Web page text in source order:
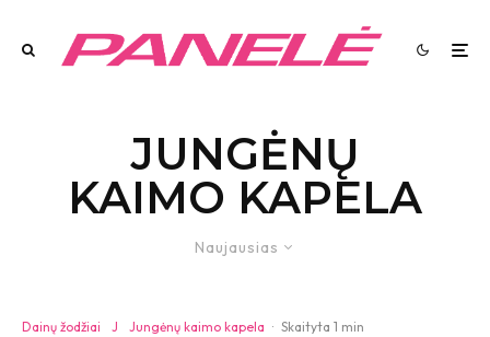
JUNGĖNŲ
KAIMO KAPELA
Naujausias
Dainų žodžiai J Jungėnų kaimo kapela · Skaityta 1 min